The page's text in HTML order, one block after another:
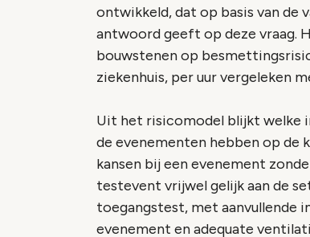
ontwikkeld, dat op basis van
antwoord geeft op deze vraag.
bouwstenen op
ziekenhuis, per uur vergeleken
Uit het risicomodel blijkt welke
de evenementen hebben op de
kansen bij een evenement
testevent vrijwel gelijk aan de
toegangstest, met aanvullende
evenement en adequate